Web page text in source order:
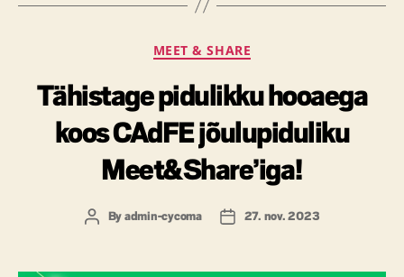
MEET & SHARE
Tähistage pidulikku hooaega
koos CAdFE jõulupiduliku
Meet&Share’iga!
By admin-cycoma 27. nov. 2023